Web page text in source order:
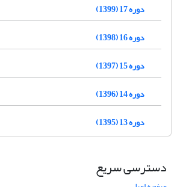
دوره 17 (1399)
دوره 16 (1398)
دوره 15 (1397)
دوره 14 (1396)
دوره 13 (1395)
دسترسی سریع